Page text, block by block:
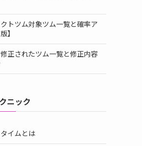
トツム対象ツム一覧と確率ア
】
正されたツム一覧と修正内容
ニック
イムとは